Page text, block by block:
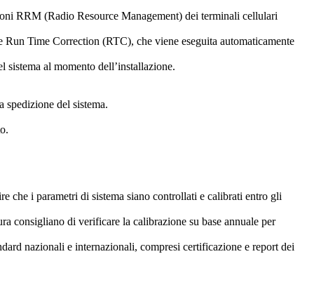
RRM (Radio Resource Management) dei terminali cellulari
Time Correction (RTC), che viene eseguita automaticamente
al momento dell’installazione.
del sistema.
che i parametri di sistema siano controllati e calibrati entro gli
consigliano di verificare la calibrazione su base annuale per
nazionali e internazionali, compresi certificazione e report dei